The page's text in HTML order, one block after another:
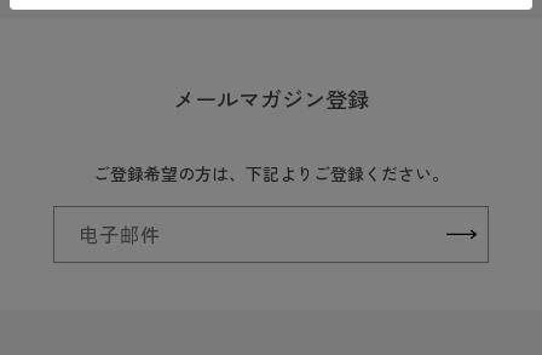
メールマガジン登録
ご登録希望の方は、下記よりご登録ください。
电子邮件